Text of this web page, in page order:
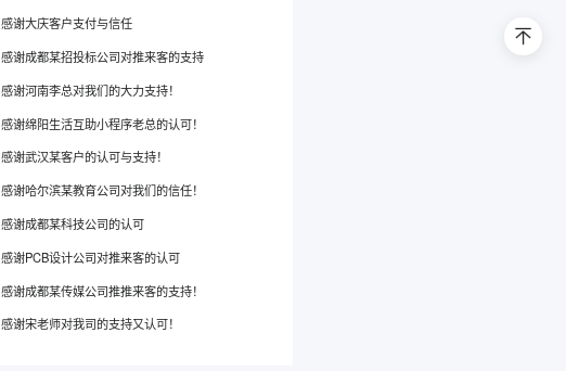
感谢大庆客户支付与信任
感谢成都某招投标公司对推来客的支持
感谢河南李总对我们的大力支持！
感谢绵阳生活互助小程序老总的认可！
感谢武汉某客户的认可与支持！
感谢哈尔滨某教育公司对我们的信任！
感谢成都某科技公司的认可
感谢PCB设计公司对推来客的认可
感谢成都某传媒公司推推来客的支持！
感谢宋老师对我司的支持又认可！